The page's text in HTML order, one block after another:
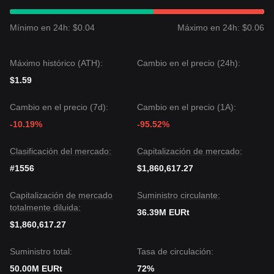
Escenario pesimista: Una caída por debajo de$1.0780
podría llevar a un nuevo test de
.
Tether EURt puede experimentar volatilidad a corto plazo o
trading lateral debido a cambios macroeconómicos,
mientras se mantenga por encima del soporte de
neutral.
Mínimo en 24h: $0.04 Máximo en 24h: $0.06
Máximo histórico (ATH):
$1.59
Cambio en el precio (24h):
Cambio en el precio (7d):
-10.19%
Cambio en el precio (1A):
-95.52%
Clasificación del mercado:
#1556
Capitalización de mercado:
$1,860,617.27
Capitalización de mercado
totalmente diluida:
$1,860,617.27
Suministro circulante:
36.39M EURt
Suministro total:
50.00M EURt
Tasa de circulación:
72%